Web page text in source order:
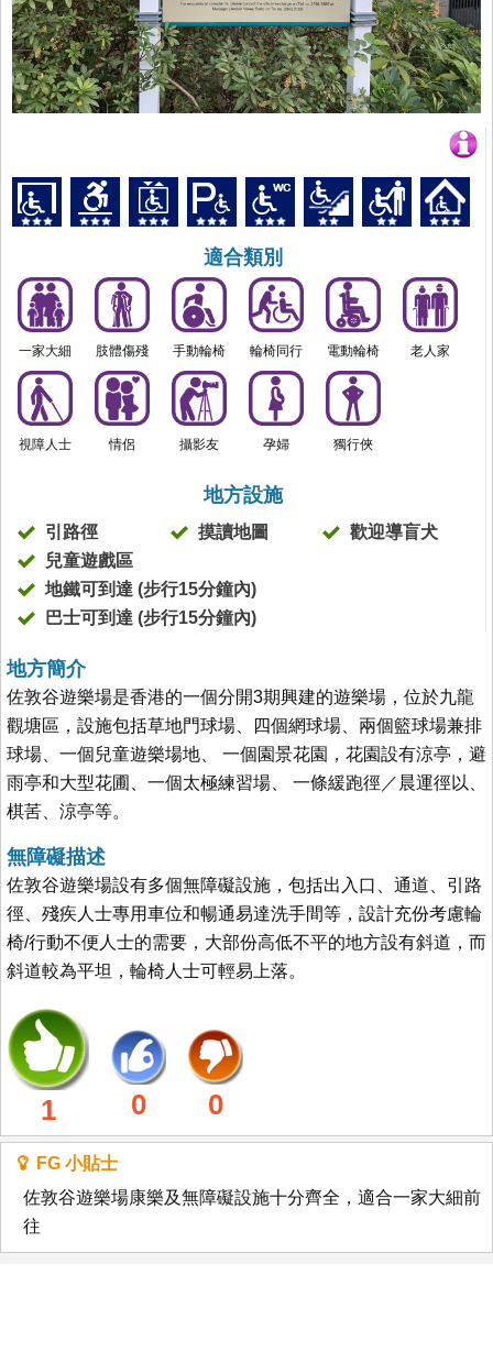
適合類別
一家大細 肢體傷殘 手動輪椅 輪椅同行 電動輪椅 老人家
視障人士 情侶 攝影友 孕婦 獨行俠
地方設施
引路徑 摸讀地圖
歡迎導盲犬
兒童遊戲區
地鐵可到達 (步行15分鐘內)
巴士可到達 (步行15分鐘內)
地方簡介
佐敦谷遊樂場是香港的一個分開3期興建的遊樂場，位於九龍
觀塘區，設施包括草地門球場、四個網球場、兩個籃球場兼排
球場、一個兒童遊樂場地、 一個園景花園，花園設有涼亭，避
雨亭和大型花圃、一個太極練習場、 一條緩跑徑／晨運徑以、
棋䒷、涼亭等。
無障礙描述
佐敦谷遊樂場設有多個無障礙設施，包括出入口、通道、引路
徑、殘疾人士專用車位和暢通易達洗手間等，設計充份考慮輪
椅/行動不便人士的需要，大部份高低不平的地方設有斜道，而
斜道較為平坦，輪椅人士可輕易上落。
1 0 0
FG 小貼士
佐敦谷遊樂場康樂及無障礙設施十分齊全，適合一家大細前
往